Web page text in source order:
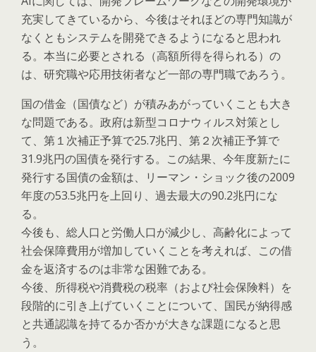
充実してきているから、今後はそれほどの専門知識が
なくともシステムを開発できるようになると思われ
る。本当に必要とされる（高額所得を得られる）の
は、研究職や応用技術者など一部の専門職であろう。
国の借金（国債など）が積みあがっていくことも大き
な問題である。政府は新型コロナウィルス対策とし
て、第１次補正予算で25.7兆円、第２次補正予算で
31.9兆円の国債を発行する。この結果、今年度新たに
発行する国債の金額は、リーマン・ショック後の2009
年度の53.5兆円を上回り、過去最大の90.2兆円にな
る。
今後も、総人口と労働人口が減少し、高齢化によって
社会保障費用が増加していくことを考えれば、この借
金を返済するのは非常な困難である。
今後、所得税や消費税の税率（および社会保険料）を
段階的に引き上げていくことについて、国民が納得感
と共通認識を持てるか否かが大きな課題になると思
う。